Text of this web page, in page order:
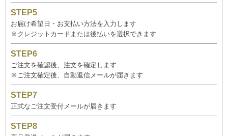
お届け希望日・お支払い方法を入力します
※クレジットカードまたは後払いを選択できます
ご注文を確認後、注文を確定します
※ご注文確定後、自動返信メールが届きます
正式なご注文受付メールが届きます